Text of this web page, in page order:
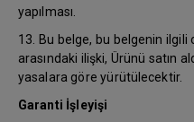
yapılması.
13. Bu belge, bu belgenin
arasındaki ilişki, Ürünü satın
yasalara göre yürütülecektir.
Garanti İşleyişi